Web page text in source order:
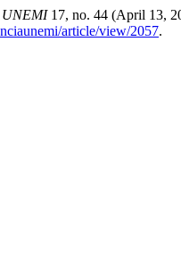
17, no. 44 (April 13,
article/view/2057.